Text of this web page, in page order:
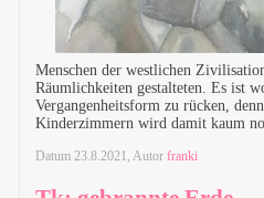
Menschen der westlichen
Räumlichkeiten gestalteten. Es ist
Vergangenheitsform zu rücken,
Kinderzimmern wird damit kaum
Datum 23.8.2021, Autor franki